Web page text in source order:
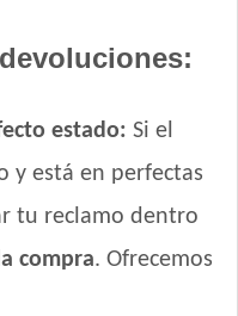
estado: Si el
y está en perfectas
tu reclamo dentro
compra. Ofrecemos